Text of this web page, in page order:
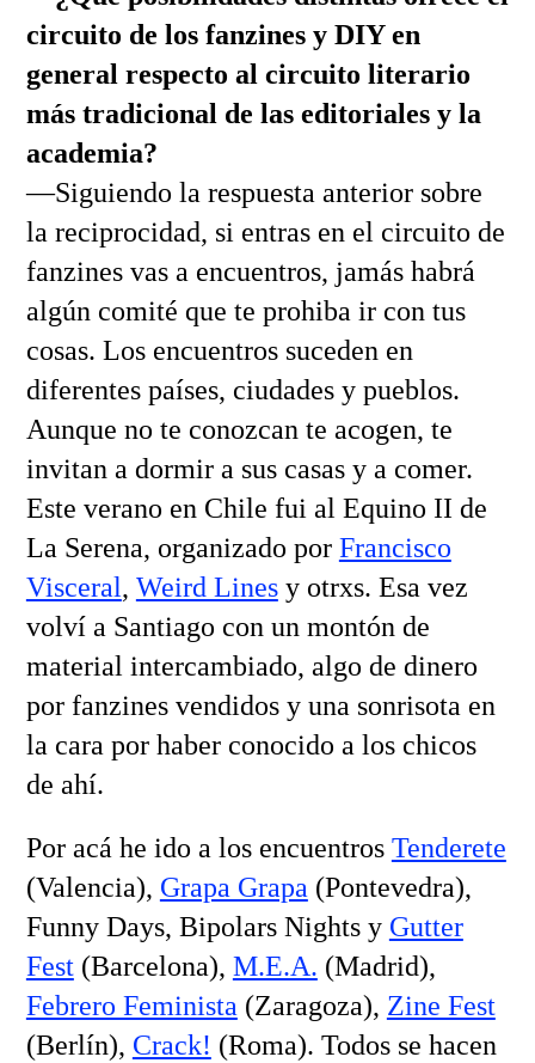
circuito de los fanzines y DIY en
general respecto al circuito literario
más tradicional de las editoriales y la
academia?
—Siguiendo la respuesta anterior sobre
la reciprocidad, si entras en el circuito de
fanzines vas a encuentros, jamás habrá
algún comité que te prohiba ir con tus
cosas. Los encuentros suceden en
diferentes países, ciudades y pueblos.
Aunque no te conozcan te acogen, te
invitan a dormir a sus casas y a comer.
Este verano en Chile fui al Equino II de
La Serena, organizado por Francisco
Visceral, Weird Linesy otrxs. Esa vez
volví a Santiago con un montón de
material intercambiado, algo de dinero
por fanzines vendidos y una sonrisota en
la cara por haber conocido a los chicos
de ahí.
Por acá he ido a los encuentros Tenderete
(Valencia), Grapa Grapa (Pontevedra),
Funny Days, Bipolars Nights y Gutter
Fest(Barcelona), M.E.A. (Madrid),
Febrero Feminista (Zaragoza), Zine Fest
(Berlín), Crack! (Roma). Todos se hacen